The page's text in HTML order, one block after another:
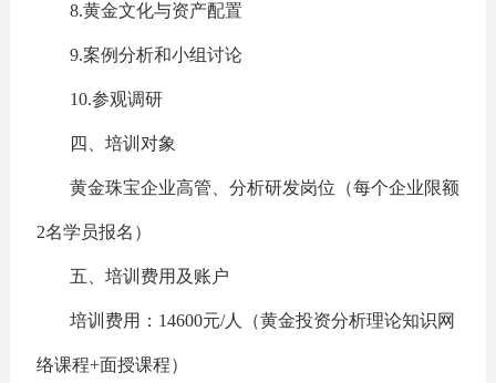
8.黄金文化与资产配置
9.案例分析和小组讨论
10.参观调研
四、培训对象
黄金珠宝企业高管、分析研发岗位（每个企业限额
2名学员报名）
五、培训费用及账户
培训费用：14600元/人（黄金投资分析理论知识网
络课程+面授课程）